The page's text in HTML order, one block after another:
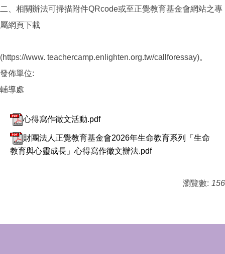
二、相關辦法可掃描附件QRcode或至正覺教育基金會網站之專
屬網頁下載
(https://www. teachercamp.enlighten.org.tw/callforessay)。
發佈單位:
輔導處
心得寫作徵文活動.pdf
財團法人正覺教育基金會2026年生命教育系列「生命
教育與心靈成長」心得寫作徵文辦法.pdf
瀏覽數: 156